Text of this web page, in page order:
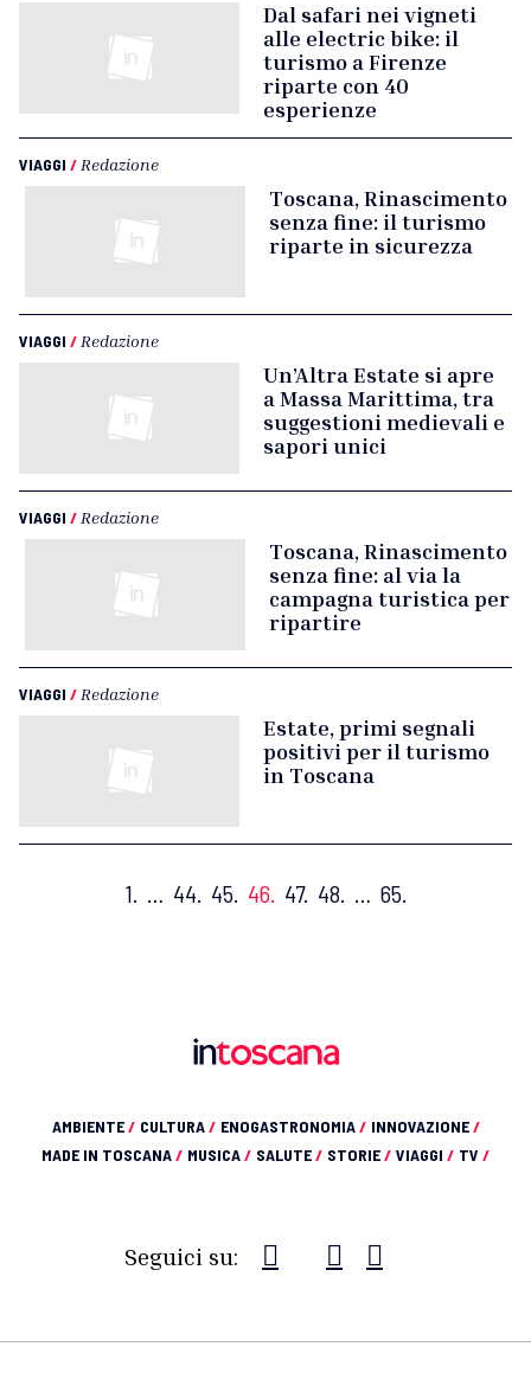
Dal safari nei vigneti
alle electric bike: il
turismo a Firenze
riparte con 40
esperienze
VIAGGI / Redazione
Toscana, Rinascimento
senza fine: il turismo
riparte in sicurezza
VIAGGI / Redazione
Un’Altra Estate si apre
a Massa Marittima, tra
suggestioni medievali e
sapori unici
VIAGGI / Redazione
Toscana, Rinascimento
senza fine: al via la
campagna turistica per
ripartire
VIAGGI / Redazione
Estate, primi segnali
positivi per il turismo
in Toscana
1. … 44. 45. 46. 47. 48. … 65.
AMBIENTE/ CULTURA/ ENOGASTRONOMIA/ INNOVAZIONE/
MADE IN TOSCANA/ MUSICA/ SALUTE/ STORIE/ VIAGGI / TV /
Seguici su: